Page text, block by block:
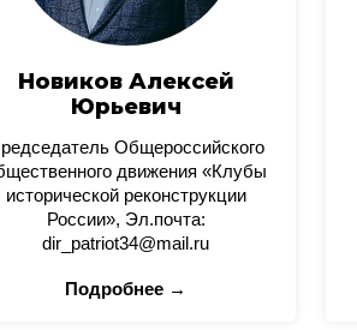
Новиков Алексей
Юрьевич
Общероссийского
движения «Клубы
исторической реконструкции
России», Эл.почта:
dir_patriot34@mail.ru
Подробнее →